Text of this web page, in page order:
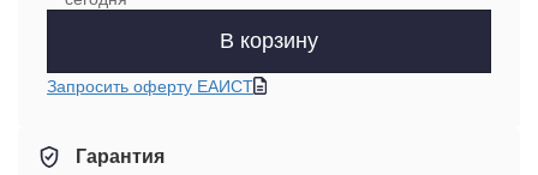
В корзину
Запросить оферту ЕАИСТ
Гарантия